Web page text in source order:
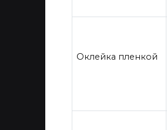
Оклейка пленкой